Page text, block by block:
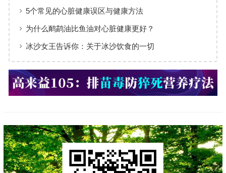
5个常见的心脏健康误区与健康方法
为什么鸸鹋油比鱼油对心脏健康更好？
冰沙女王告诉你：关于冰沙饮食的一切